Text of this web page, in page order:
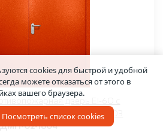
дверь EI-60 с
замком, окрас по RAL 3003
ДМП-02-1804
cookies для быстрой и удобной
можете отказаться от этого в
вашего браузера.
Посмотреть список cookies